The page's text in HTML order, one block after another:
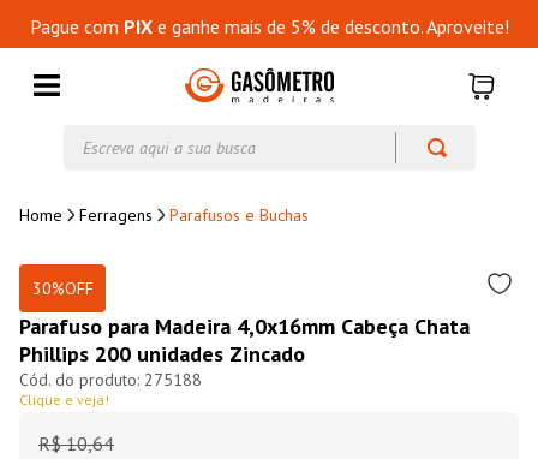
Pague com PIXe ganhe mais de 5% de desconto. Aproveite!
Ferragens Parafusos e Buchas
30%OFF
Parafuso para Madeira 4,0x16mm Cabeça Chata
Phillips 200 unidades Zincado
275188
Clique e veja!
R$ 10,64